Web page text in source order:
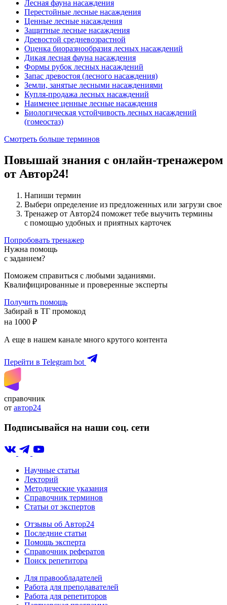
Лесная фауна насаждения
Перестойные лесные насаждения
Ценные лесные насаждения
Защитные лесные насаждения
Древостой средневозрастной
Оценка биоразнообразия лесных насаждений
Дикая лесная фауна насаждения
Формы рубок лесных насаждений
Запас древостоя (лесного насаждения)
Земли, занятые лесными насаждениями
Купля-продажа лесных насаждений
Наименее ценные лесные насаждения
Биологическая устойчивость лесных насаждений
(гомеостаз)
Смотреть больше терминов
Повышай знания с онлайн-тренажером
от Автор24!
Напиши термин
Выбери определение из предложенных или загрузи свое
Тренажер от Автор24 поможет тебе выучить термины
с помощью удобных и приятных карточек
Попробовать тренажер
Нужна помощь
с заданием?
Поможем справиться с любыми заданиями.
Квалифицированные и проверенные эксперты
Получить помощь
Забирай в ТГ промокод
на 1000 ₽
А еще в нашем канале много крутого контента
Перейти в Telegram bot
справочник
от автор24
Подписывайся на наши соц. сети
Научные статьи
Лекторий
Методические указания
Справочник терминов
Статьи от экспертов
Отзывы об Автор24
Последние статьи
Помощь эксперта
Справочник рефератов
Поиск репетитора
Для правообладателей
Работа для преподавателей
Работа для репетиторов